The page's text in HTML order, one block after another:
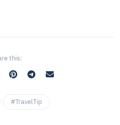
this:
#TravelTip